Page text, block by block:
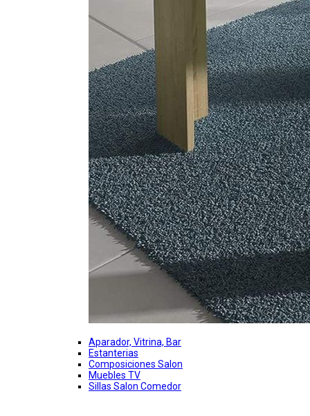
Aparador, Vitrina, Bar
Estanterias
Composiciones Salon
Muebles TV
Sillas Salon Comedor